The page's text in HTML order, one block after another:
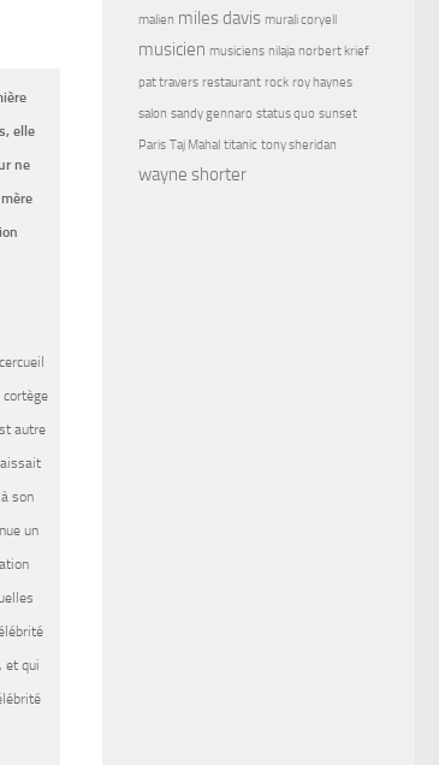
elle
ne
cortège
autre
son
un
et qui
malien miles davis murali coryell
musicien musiciens nilaja norbert krief
pat travers restaurant rock roy haynes
salon sandy gennaro status quo sunset
Paris Taj Mahal titanic tony sheridan
wayne shorter